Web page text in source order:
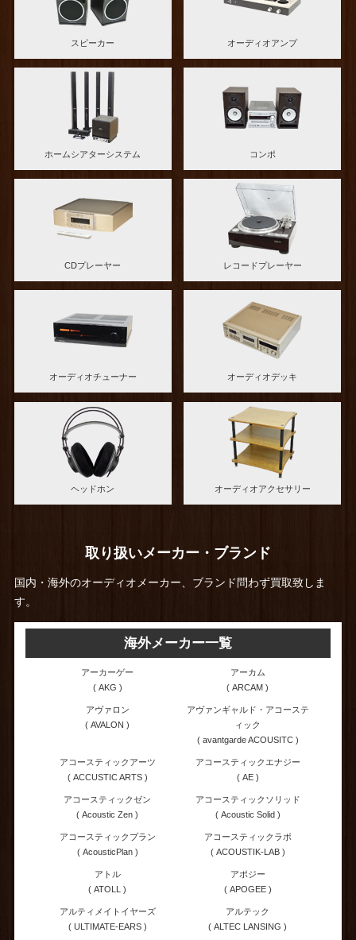
スピーカー オーディオアンプ
ホームシアターシステム コンポ
CDプレーヤー レコードプレーヤー
オーディオチューナー オーディオデッキ
ヘッドホン オーディオアクセサリー
取り扱いメーカー・ブランド
国内・海外のオーディオメーカー、ブランド問わず買取致しま
す。
海外メーカー一覧
アーカーゲー
( AKG )
アーカム
( ARCAM )
アヴァロン
( AVALON )
アヴァンギャルド・アコーステ
ィック
( avantgarde ACOUSITC )
アコースティックアーツ
( ACCUSTIC ARTS )
アコースティックエナジー
( AE )
アコースティックゼン
( Acoustic Zen )
アコースティックソリッド
( Acoustic Solid )
アコースティックプラン
( AcousticPlan )
アコースティックラボ
( ACOUSTIK-LAB )
アトル
( ATOLL )
アポジー
( APOGEE )
アルティメイトイヤーズ
( ULTIMATE-EARS )
アルテック
( ALTEC LANSING )